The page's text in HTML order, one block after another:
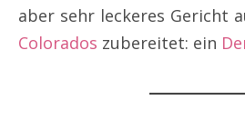
aber sehr leckeres Gericht
Colorados zubereitet: ein